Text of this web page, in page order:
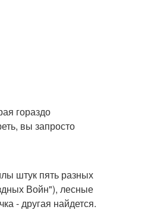
гораздо
вы запросто
штук пять разных
Войн"), лесные
- другая найдется.